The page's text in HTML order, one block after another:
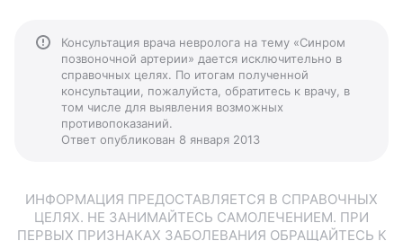
Консультация врача невролога на тему «Синром
позвоночной артерии» дается исключительно в
справочных целях. По итогам полученной
консультации, пожалуйста, обратитесь к врачу, в
том числе для выявления возможных
противопоказаний.
Ответ опубликован 8 января 2013
ИНФОРМАЦИЯ ПРЕДОСТАВЛЯЕТСЯ В СПРАВОЧНЫХ
ЦЕЛЯХ. НЕ ЗАНИМАЙТЕСЬ САМОЛЕЧЕНИЕМ. ПРИ
ПЕРВЫХ ПРИЗНАКАХ ЗАБОЛЕВАНИЯ ОБРАЩАЙТЕСЬ К